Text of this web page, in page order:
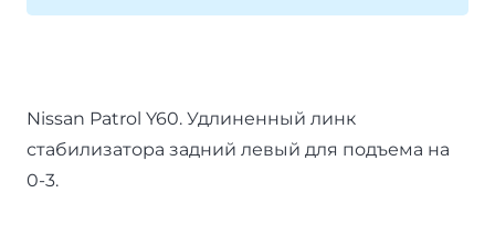
Nissan Patrol Y60. Удлиненный линк
стабилизатора задний левый для подъема на
0-3.